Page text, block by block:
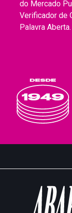
do Mercado
Verificador de
Palavra Aberta.